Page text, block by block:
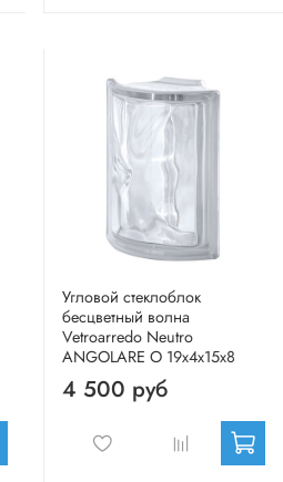
Угловой стеклоблок
бесцветный волна
Vetroarredo Neutro
ANGOLARE O 19x4x15x8
4 500 руб